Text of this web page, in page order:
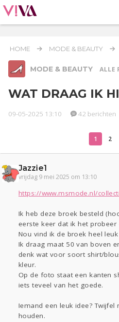
HOME MODE & BEAUTY
MODE & BEAUTY ALLE
Relaties Werk & Studie
Oekraïne
Sport
Contact
Gevraagd
Horen
Lezen
WAT DRAAG IK
09-05-2025 13:10 42 berichten
1 2
Jazzie1
vrijdag 9 mei 2025 om 13:10
https://www.msmode.nl/
Ik heb deze broek besteld
eerste keer dat ik het
Nou vind ik de broek heel
Ik draag maat 50 van boven
denk wat voor soort shirt/
kleur.
Op de foto staat een kanten
iets teveel van het goede.
Iemand een leuk idee?
houden.